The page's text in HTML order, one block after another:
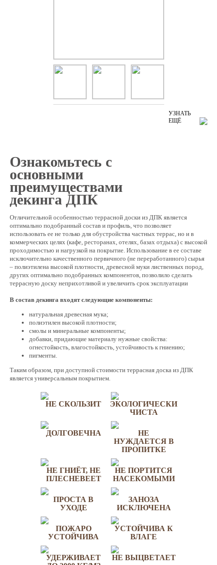
УЗНАТЬ
ЕЩЁ
Ознакомьтесь с
основными
преимуществами
декинга ДПК
Отличительной особенностью террасной доски из ДПК является
оптимально подобранный состав и профиль, что позволяет
использовать ее не только для обустройства частных террас, но и в
коммерческих целях (кафе, ресторанах, отелях, базах отдыха) с высокой
проходимостью и нагрузкой на покрытие. Использование в ее составе
исключительно качественного первичного (не переработанного) сырья
– полиэтилена высокой плотности, древесной муки лиственных пород,
других оптимально подобранных компонентов, позволило сделать
террасную доску неприхотливой и увеличить срок эксплуатации
В состав декинга входят следующие компоненты:
натуральная древесная мука;
полиэтилен высокой плотности;
смолы и минеральные компоненты;
добавки, придающие материалу нужные свойства:
огнестойкость, влагостойкость, устойчивость к гниению;
пигменты.
Таким образом, при доступной стоимости террасная доска из ДПК
является универсальным покрытием.
НЕ СКОЛЬЗИТ
ЭКОЛОГИЧЕСКИ
ЧИСТА
ДОЛГОВЕЧНА
НЕ
НУЖДАЕТСЯ В
ПРОПИТКЕ
НЕ ГНИЁТ, НЕ
ПЛЕСНЕВЕЕТ
НЕ ПОРТИТСЯ
НАСЕКОМЫМИ
ПРОСТА В
УХОДЕ
ЗАНОЗА
ИСКЛЮЧЕНА
ПОЖАРО
УСТОЙЧИВА
УСТОЙЧИВА К
ВЛАГЕ
УДЕРЖИВАЕТ
НЕ ВЫЦВЕТАЕТ